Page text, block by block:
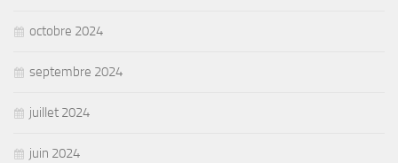
octobre 2024
septembre 2024
juillet 2024
juin 2024